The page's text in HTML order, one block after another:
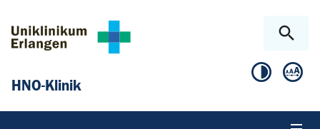
HNO-Klinik